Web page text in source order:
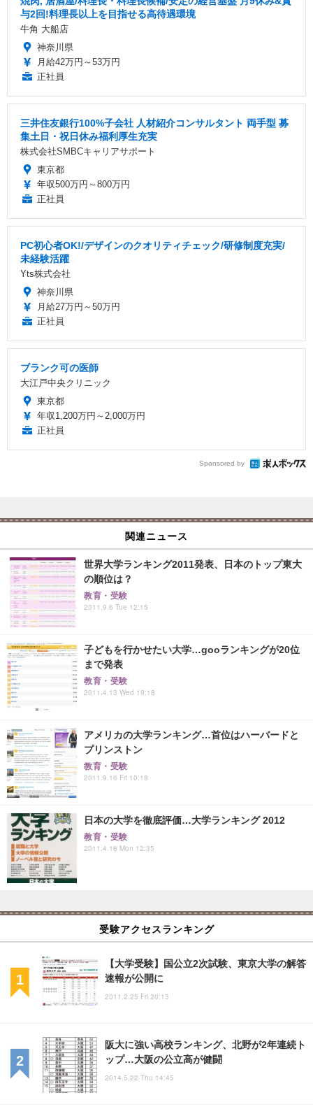
与2回!料理長以上を目指せる高待遇環境
牛角 大船店
神奈川県
月給42万円～53万円
正社員
三井住友銀行100%子会社 人材紹介コンサルタント 両手型 募
集土日・祝日休み福利厚生充実
株式会社SMBCキャリアサポート
東京都
年収500万円～800万円
正社員
PC初心者OK!/デザインのクオリティチェック/研修制度充実/
未経験活躍
Yts株式会社
神奈川県
月給27万円～50万円
正社員
ブランク可の医師
大江戸中央クリニック
東京都
年収1,200万円～2,000万円
正社員
Sponsored by
関連ニュース
世界大学ランキング2011発表、日本のトップ東大
の順位は？
教育・受験
2011.9.6 Tue 12:15
子どもを行かせたい大学…gooランキングが20位
まで発表
教育・受験
2011.4.13 Wed 19:18
アメリカの大学ランキング…首位はハーバードと
プリンストン
教育・受験
2011.9.16 Fri 10:18
日本の大学を徹底評価…大学ランキング 2012
教育・受験
2011.4.18 Mon 12:35
受験アクセスランキング
【大学受験】国公立2次試験、東京大学の解答
速報が公開に
2011.2.25 Fri 20:13
阪大に強い高校ランキング、北野が2年連続ト
ップ…大阪の公立高が健闘
2014.5.22 Thu 14:45